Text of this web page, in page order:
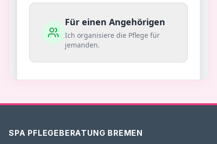
SPA PFLEGEBERATUNG BREMEN